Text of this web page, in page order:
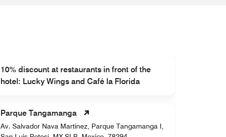
10% discount at restaurants in front of the
hotel: Lucky Wings and Café la Florida
Parque Tangamanga
Av. Salvador Nava Martínez, Parque Tangamanga I,